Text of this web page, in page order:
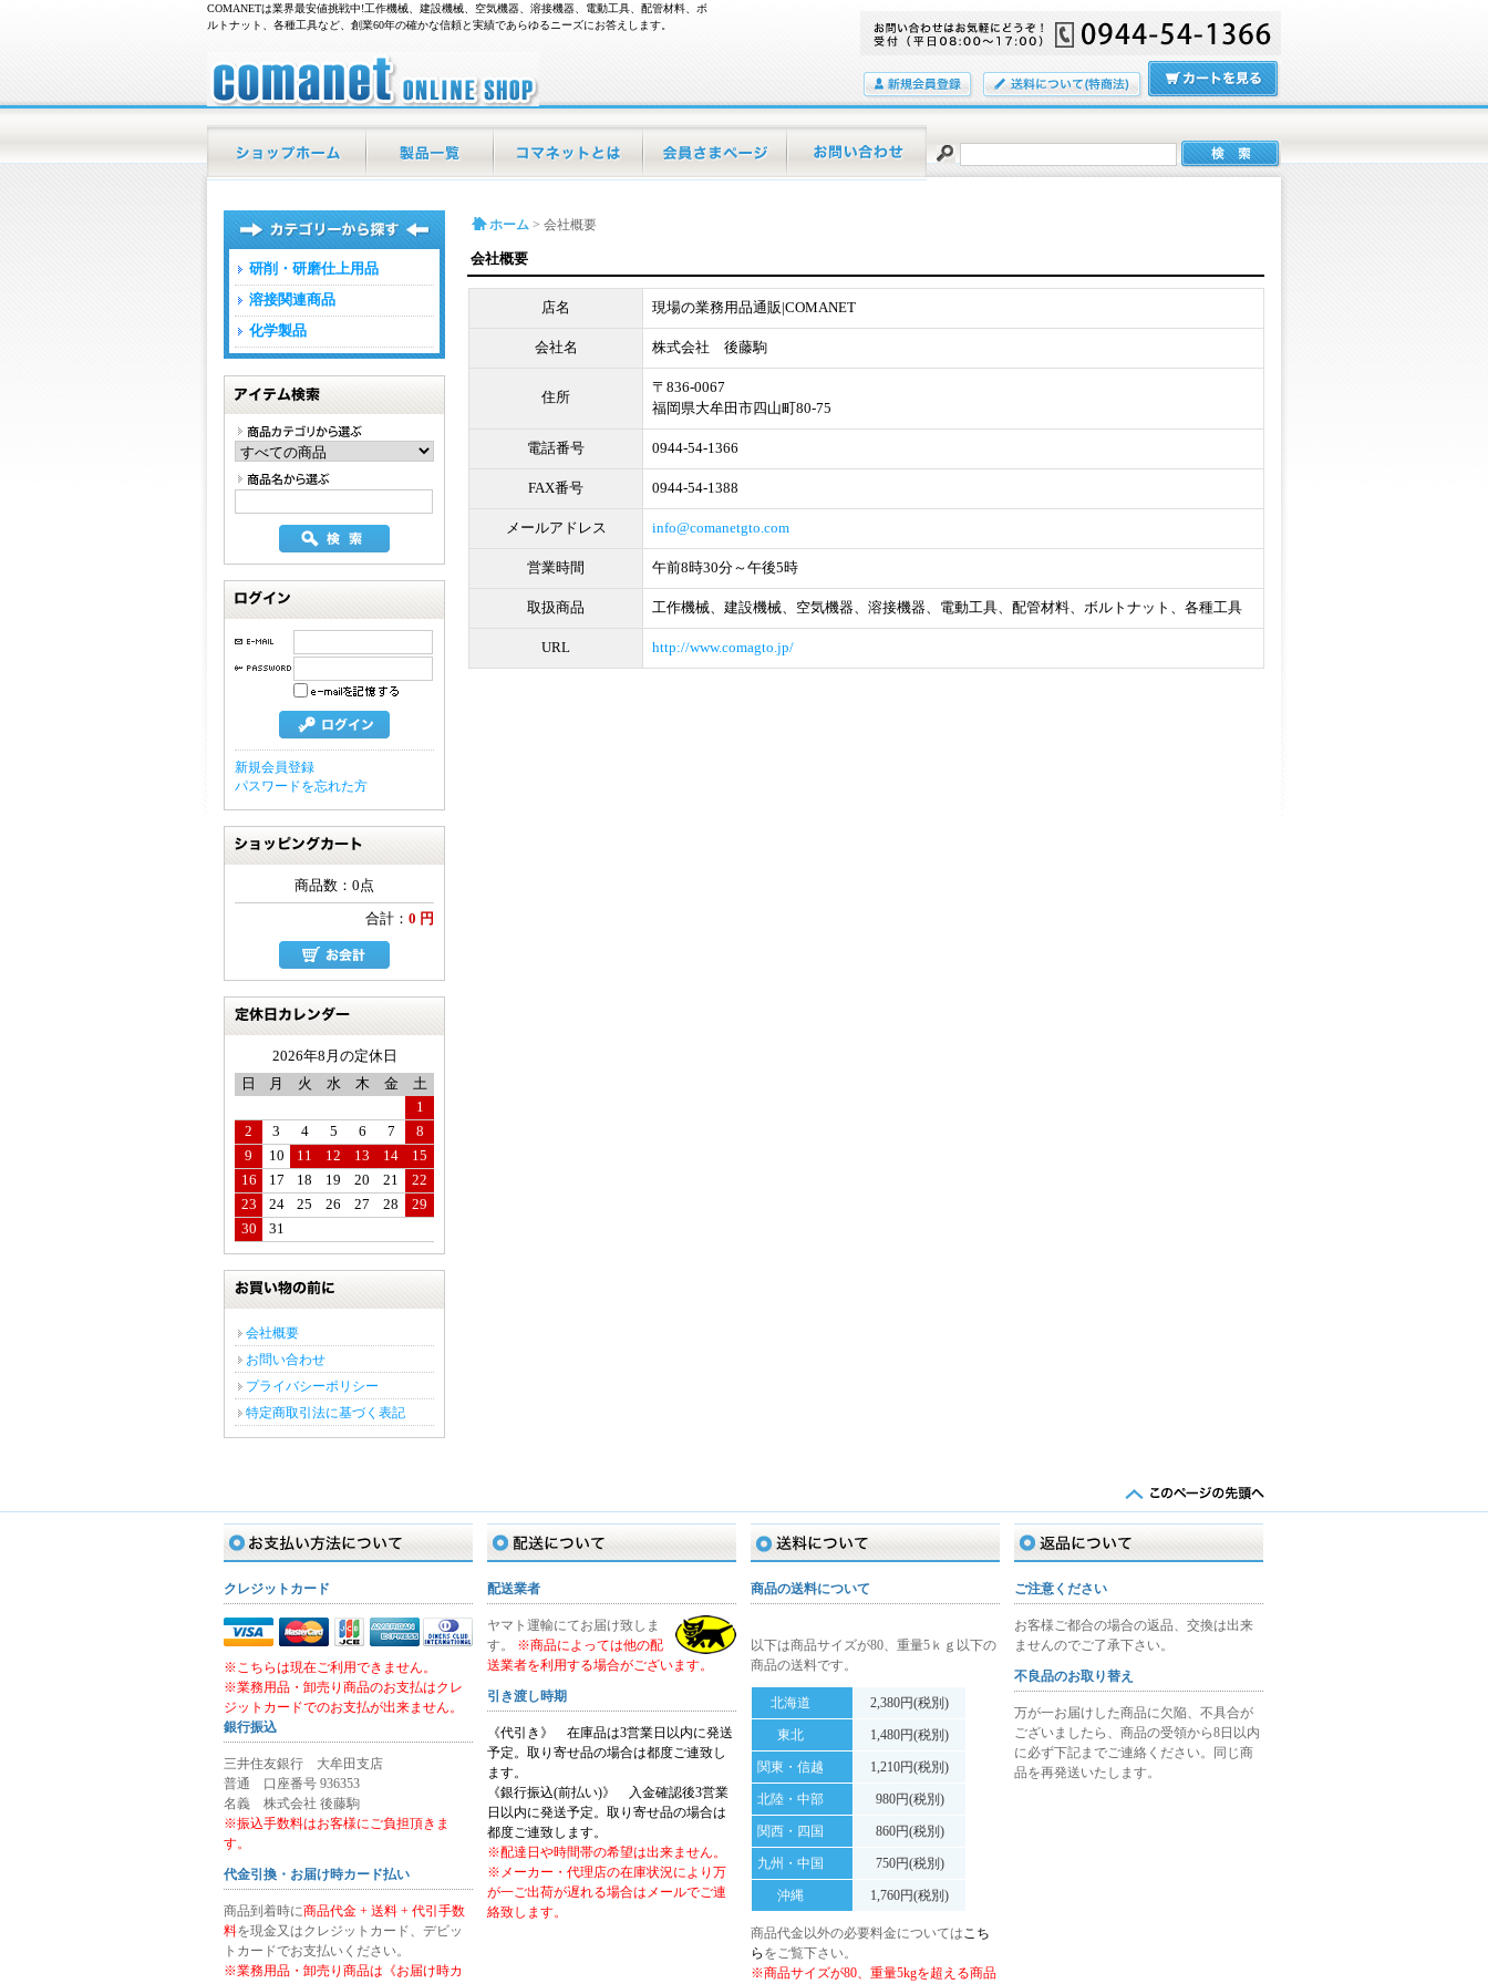
COMANETは業界最安値挑戦中!工作機械、建設機械、空気機器、溶接機器、電動工具、配管材料、ボ
ルトナット、各種工具など、創業60年の確かな信頼と実績であらゆるニーズにお答えします。
会員登録 送料について カートの中をみる
研削・研磨仕上用品
溶接関連商品
化学製品
アイテム検索
新規会員登録
パスワードを忘れた方
ショッピングカート
商品数：0点
合計： 0 円
2026年8月の定休日
日
月 火 水 木 金
土
1
2
3 4 5 6 7
8
9
10 11 12 13 14
15
16
17 18 19 20 21
22
23
24 25 26 27 28
29
30
31
会社概要
お問い合わせ
プライバシーポリシー
特定商取引法に基づく表記
ホーム > 会社概要
会社概要
店名 現場の業務用品通販|COMANET
会社名 株式会社 後藤駒
住所
〒836-0067
福岡県大牟田市四山町80-75
電話番号 0944-54-1366
FAX番号 0944-54-1388
メールアドレス info@comanetgto.com
営業時間 午前8時30分～午後5時
取扱商品 工作機械、建設機械、空気機器、溶接機器、電動工具、配管材料、ボルトナット、各種工具
URL http://www.comagto.jp/
クレジットカード
※こちらは現在ご利用できません。
※業務用品・卸売り商品のお支払はクレ
ジットカードでのお支払が出来ません。
銀行振込
三井住友銀行 大牟田支店
普通 口座番号 936353
名義 株式会社 後藤駒
※振込手数料はお客様にご負担頂きま
す。
代金引換・お届け時カード払い
商品到着時に商品代金 + 送料 + 代引手数
料を現金又はクレジットカード、デビッ
トカードでお支払いください。
※業務用品・卸売り商品は《お届け時カ
配送業者
ヤマト運輸にてお届け致しま
す。 ※商品によっては他の配
送業者を利用する場合がございます。
引き渡し時期
《代引き》 在庫品は3営業日以内に発送
予定。取り寄せ品の場合は都度ご連致し
ます。
《銀行振込(前払い)》 入金確認後3営業
日以内に発送予定。取り寄せ品の場合は
都度ご連致します。
※配達日や時間帯の希望は出来ません。
※メーカー・代理店の在庫状況により万
が一ご出荷が遅れる場合はメールでご連
絡致します。
商品の送料について
以下は商品サイズが80、重量5ｋｇ以下の
商品の送料です。
北海道 2,380円(税別)
東北 1,480円(税別)
関東・信越 1,210円(税別)
北陸・中部 980円(税別)
関西・四国 860円(税別)
九州・中国 750円(税別)
沖縄 1,760円(税別)
商品代金以外の必要料金についてはこち
ら をご覧下さい。
※商品サイズが80、重量5kgを超える商品
ご注意ください
お客様ご都合の場合の返品、交換は出来
ませんのでご了承下さい。
不良品のお取り替え
万が一お届けした商品に欠陥、不具合が
ございましたら、商品の受領から8日以内
に必ず下記までご連絡ください。同じ商
品を再発送いたします。